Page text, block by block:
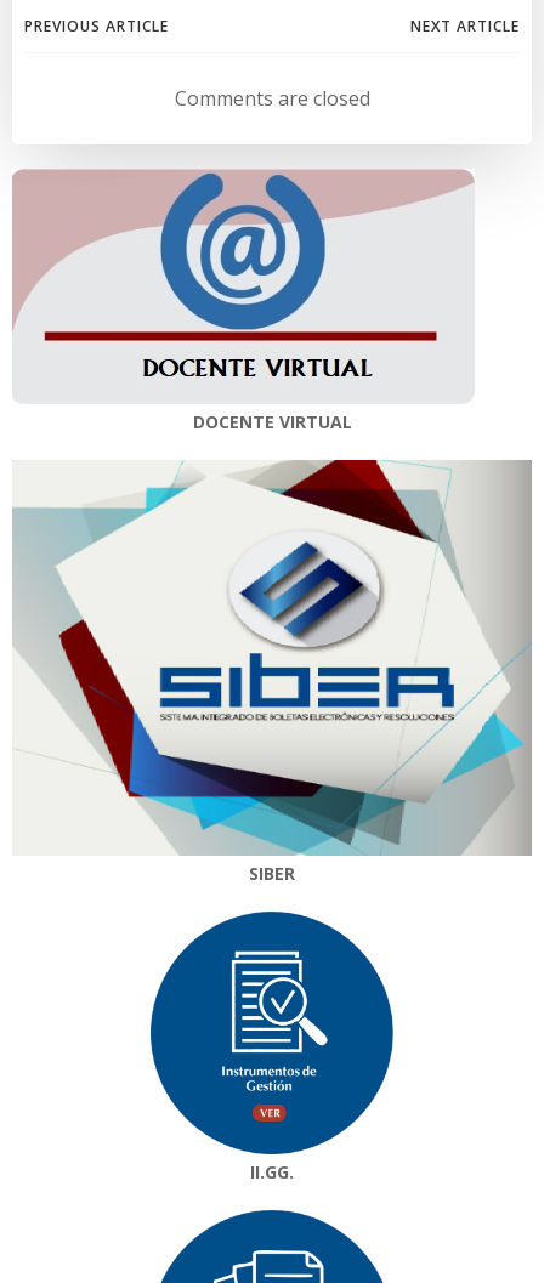
Navegación
entradas
PREVIOUS ARTICLE
Navegación
de
entradas
NEXT ARTICLE
Comments are closed
DOCENTE VIRTUAL
SIBER
II.GG.